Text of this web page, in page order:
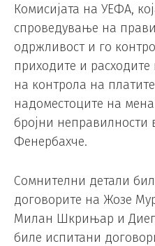
Комисијата на УЕФА,
спроведување на
одржливост и го
приходите и
на контрола на
надоместоците на
бројни неправилности
Фенербахче.
Сомнителни детали
договорите на Жозе
Милан Шкрињар и
биле испитани